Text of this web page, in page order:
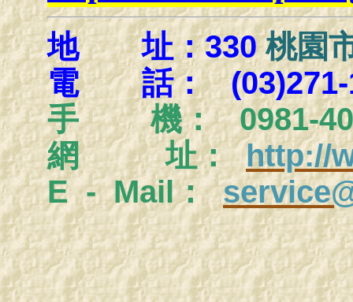
地 址：330桃園
電 話： (03)271-
手 機： 0981-
網 址：http://
E - Mail：